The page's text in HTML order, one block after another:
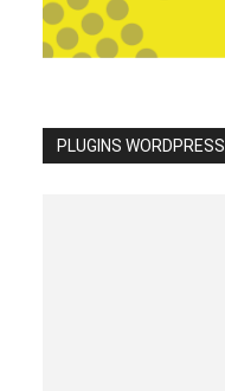
PLUGINS WORDPRESS